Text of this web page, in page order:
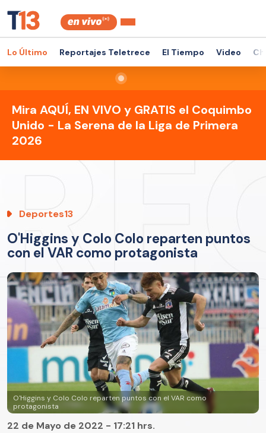
Lo Último Reportajes Teletrece El Tiempo Video
Mira AQUÍ, EN VIVO y GRATIS el Coquimbo
Unido - La Serena de la Liga de Primera
2026
Deportes13
O'Higgins y Colo Colo reparten puntos
con el VAR como protagonista
O'Higgins y Colo Colo reparten puntos con el VAR como
protagonista
22 de Mayo de 2022 - 17:21 hrs.